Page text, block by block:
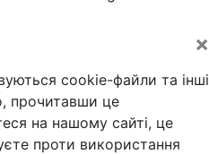
×
cookie-файли та інші
прочитавши це
на нашому сайті, це
проти використання